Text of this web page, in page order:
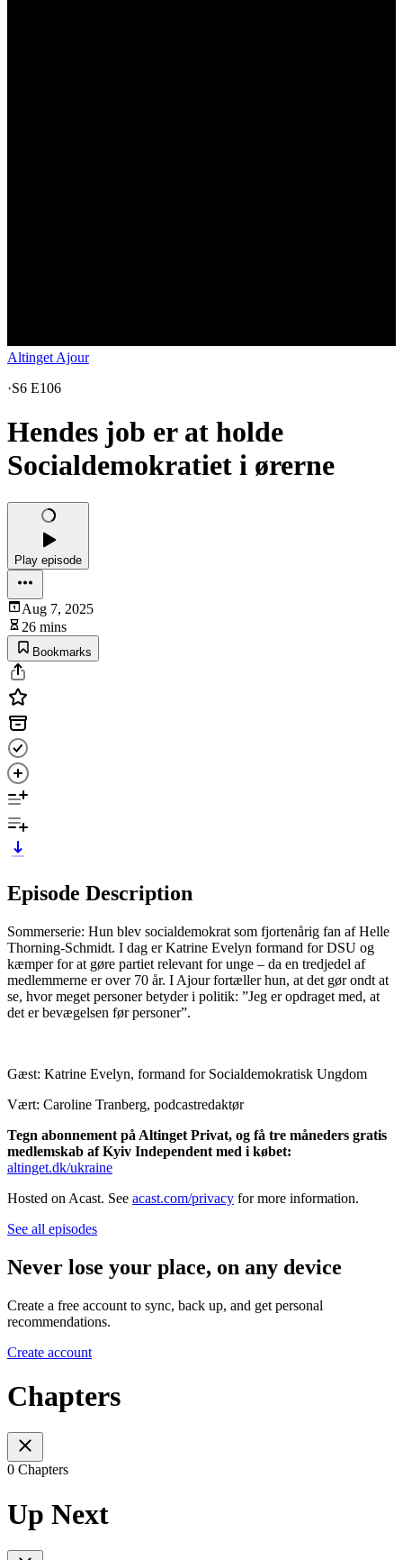
Altinget Ajour
·S6 E106
Hendes job er at holde
Socialdemokratiet i ørerne
Play episode
Aug 7, 2025
26 mins
Bookmarks
Episode Description
Sommerserie: Hun blev socialdemokrat som fjortenårig fan af Helle
Thorning-Schmidt. I dag er Katrine Evelyn formand for DSU og
kæmper for at gøre partiet relevant for unge – da en tredjedel af
medlemmerne er over 70 år. I Ajour fortæller hun, at det gør ondt at
se, hvor meget personer betyder i politik: ”Jeg er opdraget med, at
det er bevægelsen før personer”.
Gæst: Katrine Evelyn, formand for Socialdemokratisk Ungdom
Vært: Caroline Tranberg, podcastredaktør
Tegn abonnement på Altinget Privat, og få tre måneders gratis
medlemskab af Kyiv Independent med i købet:
altinget.dk/ukraine
Hosted on Acast. See acast.com/privacy for more information.
See all episodes
Never lose your place, on any device
Create a free account to sync, back up, and get personal
recommendations.
Create account
Chapters
0 Chapters
Up Next